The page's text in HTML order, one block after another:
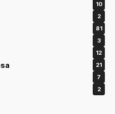
10
2
81
3
12
21
7
2